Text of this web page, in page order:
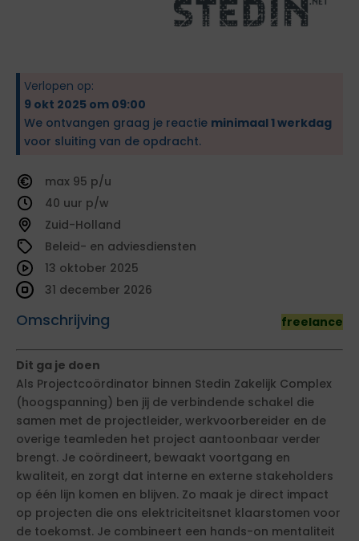
Verlopen op:
9 okt 2025 om 09:00
We ontvangen graag je reactie minimaal 1 werkdag
voor sluiting van de opdracht.
95
40
Zuid-Holland
Beleid- en adviesdiensten
Omschrijving freelance
13 oktober 2025
31 december 2026
Dit ga je doen
Als Projectcoördinator binnen Stedin Zakelijk Complex
(hoogspanning) ben jij de verbindende schakel die
samen met de projectleider, werkvoorbereider en de
overige teamleden het project aantoonbaar verder
brengt. Je coördineert, bewaakt voortgang en
kwaliteit, en zorgt dat interne en externe stakeholders
op één lijn komen en blijven. Zo maak je direct impact
op projecten die ons elektriciteitsnet klaarstomen voor
de toekomst. Je combineert een hands-on mentaliteit